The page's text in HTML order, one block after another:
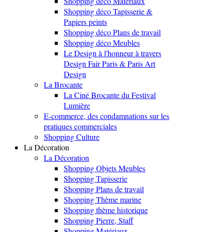
Shopping déco Tapisserie &
Papiers peints
Shopping déco Plans de travail
Shopping déco Meubles
Le Design à l'honneur à travers
Design Fair Paris & Paris Art
Design
La Brocante
La Ciné Brocante du Festival
Lumière
E-commerce, des condamnations sur les
pratiques commerciales
Shopping Culture
La Décoration
La Décoration
Shopping Objets Meubles
Shopping Tapisserie
Shopping Plans de travail
Shopping Thème marine
Shopping thème historique
Shopping Pierre, Staff